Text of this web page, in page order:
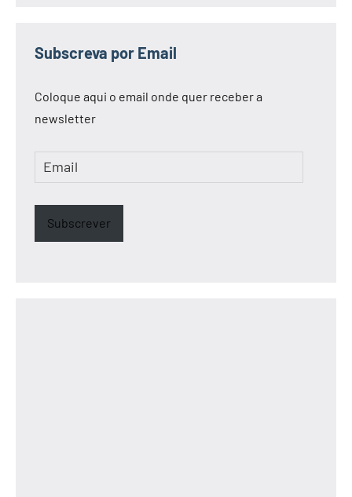
Subscreva por Email
Coloque aqui o email onde quer receber a
newsletter
Email
Subscrever